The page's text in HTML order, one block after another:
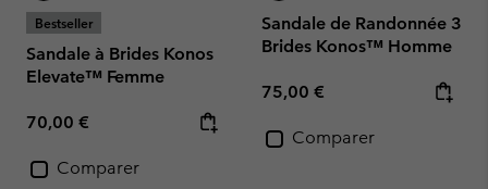
Bestseller
Sandale à Brides Konos
Elevate™ Femme
Regular price:
70,00 €
Comparer
Sandale de Randonnée 3
Brides Konos™ Homme
Regular price:
75,00 €
Comparer